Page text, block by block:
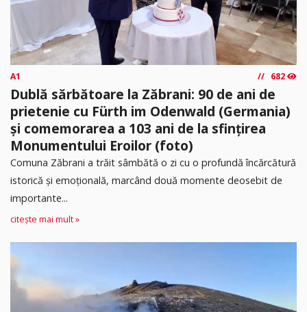
A1 682
Dublă sărbătoare la Zăbrani: 90 de ani de
prietenie cu Fürth im Odenwald (Germania)
și comemorarea a 103 ani de la sfințirea
Monumentului Eroilor (foto)
Comuna Zăbrani a trăit sâmbătă o zi cu o profundă încărcătură
istorică și emoțională, marcând două momente deosebit de
importante...
citește mai mult »